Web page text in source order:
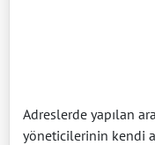
Adreslerde yapılan
yöneticilerinin kendi